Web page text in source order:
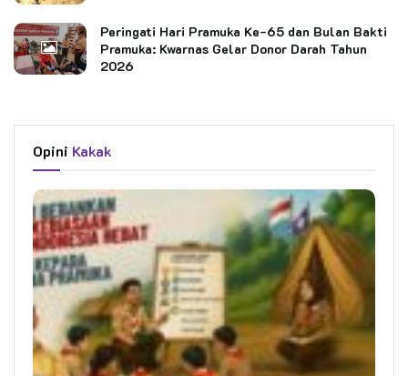
Peringati Hari Pramuka Ke-65 dan Bulan Bakti
Pramuka: Kwarnas Gelar Donor Darah Tahun
2026
Opini Kakak